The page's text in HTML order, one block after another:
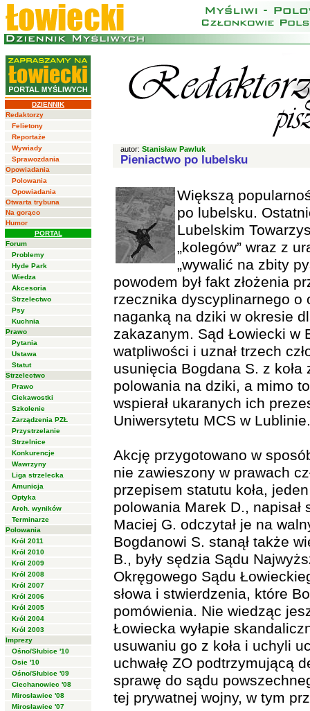
DZIENNIK
Redaktorzy
Felietony
Reportaże
Wywiady
Sprawozdania
Opowiadania
Polowania
Opowiadania
Otwarta trybuna
Na gorąco
Humor
PORTAL
Forum
Problemy
Hyde Park
Wiedza
Akcesoria
Strzelectwo
Psy
Kuchnia
Prawo
Pytania
Ustawa
Statut
Strzelectwo
Prawo
Ciekawostki
Szkolenie
Zarządzenia PZŁ
Przystrzelanie
Strzelnice
Konkurencje
Wawrzyny
Liga strzelecka
Amunicja
Optyka
Arch. wyników
Terminarze
Polowania
Król 2011
Król 2010
Król 2009
Król 2008
Król 2007
Król 2006
Król 2005
Król 2004
Król 2003
Imprezy
Ośno/Słubice '10
Osie '10
Ośno/Słubice '09
Ciechanowiec '08
Mirosławice '08
Mirosławice '07
autor: Stanisław Pawluk
Pieniactwo po lubelsku
Większą
po lubelsku.
Lubelskim
„kolegów” wraz z
„wywalić na zbity
powodem był fakt złożenia
rzecznika dyscyplinarnego o
naganką na dziki w okresie
zakazanym. Sąd Łowiecki w
watpliwości i uznał trzech
usunięcia Bogdana S. z
polowania na dziki, a mimo
wspierał ukaranych ich
Uniwersytetu MCS w Lublinie.
Akcję przygotowano w
nie zawieszony w prawach
przepisem statutu koła,
polowania Marek D.,
Maciej G. odczytał je na
Bogdanowi S. stanął także
B., były sędzia Sądu
Okręgowego Sądu
słowa i stwierdzenia, które
pomówienia. Nie wiedząc
Łowiecka wyłapie
usuwaniu go z koła i uchyli
uchwałę ZO podtrzymującą
sprawę do sądu
tej prywatnej wojny, w tym